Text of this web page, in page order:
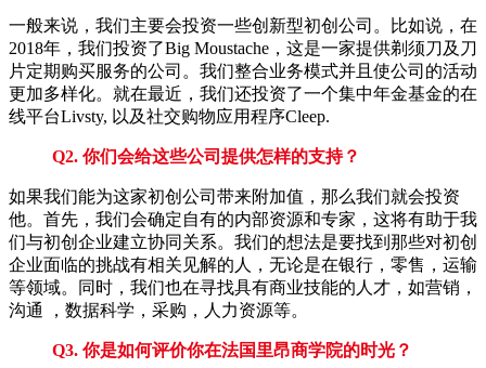
一般来说，我们主要会投资一些创新型初创公司。比如说，在
2018年，我们投资了Big Moustache，这是一家提供剃须刀及刀
片定期购买服务的公司。我们整合业务模式并且使公司的活动
更加多样化。就在最近，我们还投资了一个集中年金基金的在
线平台Livsty, 以及社交购物应用程序Cleep.
Q2. 你们会给这些公司提供怎样的支持？
如果我们能为这家初创公司带来附加值，那么我们就会投资
他。首先，我们会确定自有的内部资源和专家，这将有助于我
们与初创企业建立协同关系。我们的想法是要找到那些对初创
企业面临的挑战有相关见解的人，无论是在银行，零售，运输
等领域。同时，我们也在寻找具有商业技能的人才，如营销，
沟通 ，数据科学，采购，人力资源等。
Q3. 你是如何评价你在法国里昂商学院的时光？